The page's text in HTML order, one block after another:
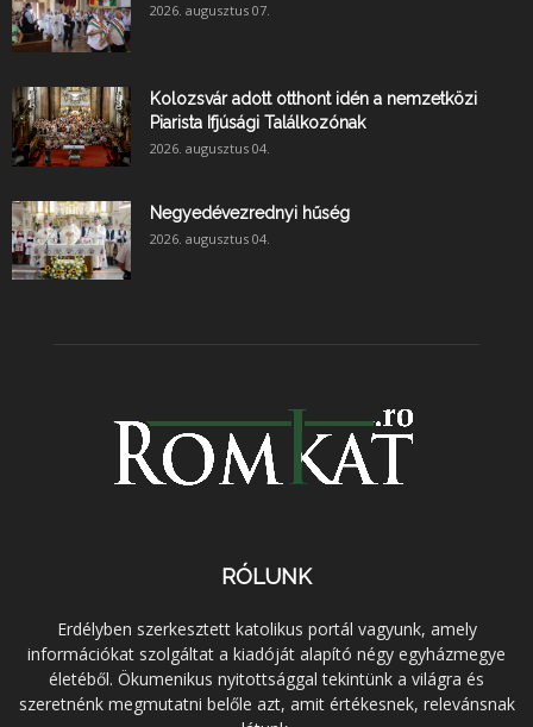
2026. augusztus 07.
Kolozsvár adott otthont idén a nemzetközi
Piarista Ifjúsági Találkozónak
2026. augusztus 04.
Negyedévezrednyi hűség
2026. augusztus 04.
RÓLUNK
Erdélyben szerkesztett katolikus portál vagyunk, amely
információkat szolgáltat a kiadóját alapító négy egyházmegye
életéből. Ökumenikus nyitottsággal tekintünk a világra és
szeretnénk megmutatni belőle azt, amit értékesnek, relevánsnak